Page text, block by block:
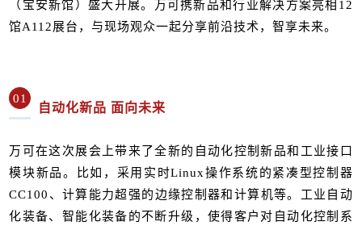
（宝安新馆）盛大开展。万可携新品和行业解决方案亮相12
馆A112展台，与现场观众一起分享前沿技术，智享未来。
01
自动化新品 面向未来
万可在这次展会上带来了全新的自动化控制新品和工业接口
模块新品。比如，采用实时Linux操作系统的紧凑型控制器
CC100、计算能力超强的边缘控制器和计算机等。工业自动
化装备、智能化装备的不断升级，使得客户对自动化控制系